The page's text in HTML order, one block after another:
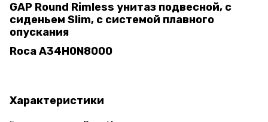
GAP Round Rimless унитаз подвесной, с
сиденьем Slim, с системой плавного
опускания
Roca A34H0N8000
Характеристики